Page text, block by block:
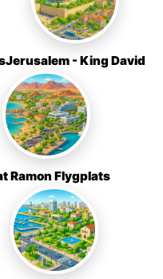
Jerusalem - King David
Ramon Flygplats